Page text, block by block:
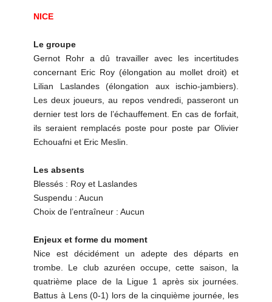
NICE
Le groupe
Gernot Rohr a dû travailler avec les incertitudes
concernant Eric Roy (élongation au mollet droit) et
Lilian Laslandes (élongation aux ischio-jambiers).
Les deux joueurs, au repos vendredi, passeront un
dernier test lors de l’échauffement. En cas de forfait,
ils seraient remplacés poste pour poste par Olivier
Echouafni et Eric Meslin.
Les absents
Blessés : Roy et Laslandes
Suspendu : Aucun
Choix de l’entraîneur : Aucun
Enjeux et forme du moment
Nice est décidément un adepte des départs en
trombe. Le club azuréen occupe, cette saison, la
quatrième place de la Ligue 1 après six journées.
Battus à Lens (0-1) lors de la cinquième journée, les